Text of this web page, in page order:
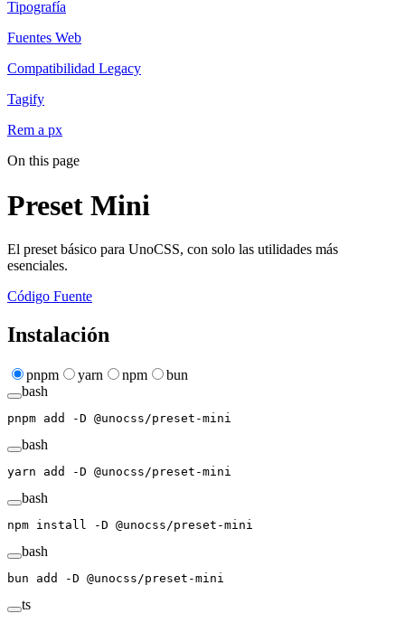
Tipografía
Fuentes Web
Compatibilidad Legacy
Tagify
Rem a px
On this page
Preset Mini
El preset básico para UnoCSS, con solo las utilidades más
esenciales.
Código Fuente
Instalación
pnpm yarn npm
bun
bash
pnpm add -D @unocss/preset-mini
bash
yarn add -D @unocss/preset-mini
bash
npm install -D @unocss/preset-mini
bash
bun add -D @unocss/preset-mini
ts